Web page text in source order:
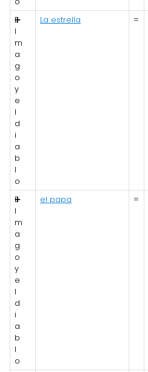
E
l
m
a
g
o
y
e
l
d
i
a
b
l
o
➕ La estrella =
E
l
m
a
g
o
y
e
l
d
i
a
b
l
o
➕ el papa =